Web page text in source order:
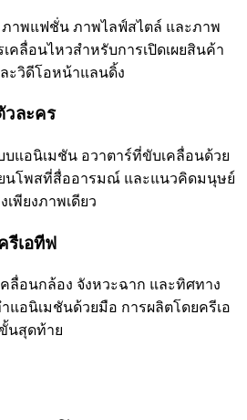
ภาพแฟชั่น ภาพไลฟ์สไตล์ และภาพ
คลื่อนไหวสำหรับการเปิดเผยสินค้า
ะวิดีโอหน้าแลนดิ้ง
ละคร
บแอนิเมชัน อวาตาร์ที่ขับเคลื่อนด้วย
ยนโพสที่สื่ออารมณ์ และแนวคิดมนุษย์
พียงภาพเดียว
รีเอทีฟ
ลื่อนกล้อง จังหวะฉาก และทิศทาง
แอนิเมชันด้วยมือ การผลิตโดยครีเอ
นสุดท้าย